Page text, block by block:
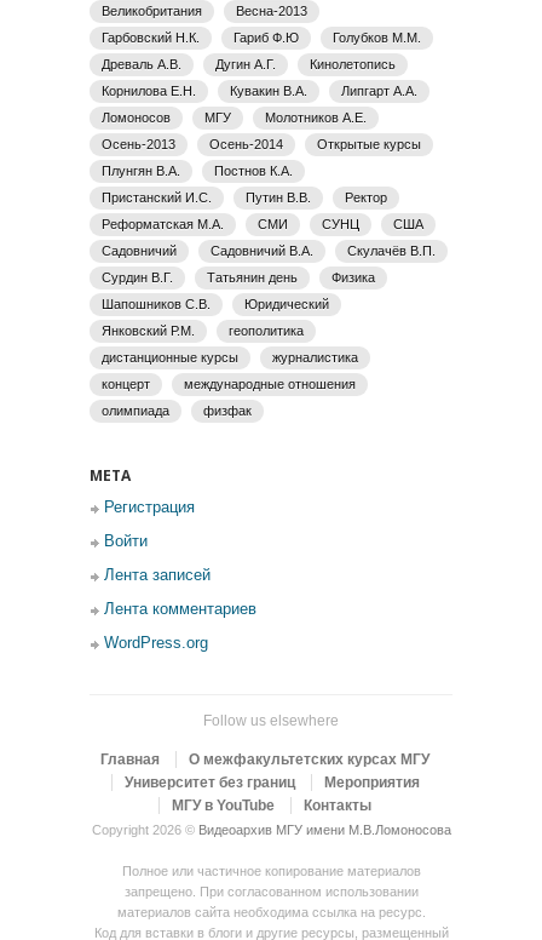
Великобритания
Весна-2013
Гарбовский Н.К.
Гариб Ф.Ю
Голубков М.М.
Древаль А.В.
Дугин А.Г.
Кинолетопись
Корнилова Е.Н.
Кувакин В.А.
Липгарт А.А.
Ломоносов
МГУ
Молотников А.Е.
Осень-2013
Осень-2014
Открытые курсы
Плунгян В.А.
Постнов К.А.
Пристанский И.С.
Путин В.В.
Ректор
Реформатская М.А.
СМИ СУНЦ
США
Садовничий
Садовничий В.А.
Скулачёв В.П.
Сурдин В.Г.
Татьянин день
Физика
Шапошников С.В.
Юридический
Янковский Р.М.
геополитика
дистанционные курсы
журналистика
концерт
международные отношения
олимпиада
физфак
МЕТА
Регистрация
Войти
Лента записей
Лента комментариев
WordPress.org
Follow us elsewhere
Главная
О межфакультетских курсах МГУ
Университет без границ
Мероприятия
МГУ в YouTube
Контакты
Copyright 2026 © Видеоархив МГУ имени М.В.Ломоносова
Полное или частичное копирование материалов
запрещено. При согласованном использовании
материалов сайта необходима ссылка на ресурс.
Код для вставки в блоги и другие ресурсы, размещенный